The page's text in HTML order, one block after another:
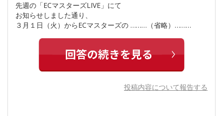
先週の「ECマスターズLIVE」にて
お知らせしました通り、
３月１日（火）からECマスターズの ………（省略）………
投稿内容について報告する